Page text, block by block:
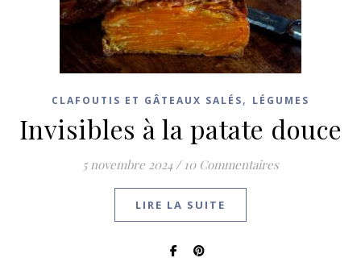
CLAFOUTIS ET GÂTEAUX SALÉS, LÉGUMES
Invisibles à la patate douce
5 novembre 2024 / 10 Commentaires
LIRE LA SUITE